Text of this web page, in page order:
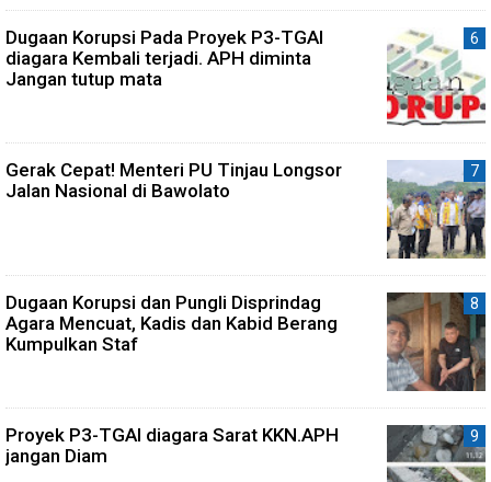
Dugaan Korupsi Pada Proyek P3-TGAI
diagara Kembali terjadi. APH diminta
Jangan tutup mata
Gerak Cepat! Menteri PU Tinjau Longsor
Jalan Nasional di Bawolato
Dugaan Korupsi dan Pungli Disprindag
Agara Mencuat, Kadis dan Kabid Berang
Kumpulkan Staf
Proyek P3-TGAI diagara Sarat KKN.APH
jangan Diam